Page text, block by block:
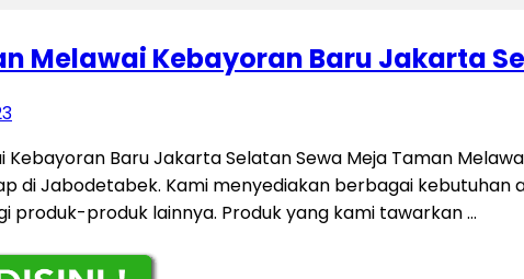
Melawai Kebayoran Baru Jakarta
Kebayoran Baru Jakarta Selatan Sewa Meja Taman
di Jabodetabek. Kami menyediakan berbagai kebutuhan
produk-produk lainnya. Produk yang kami tawarkan …